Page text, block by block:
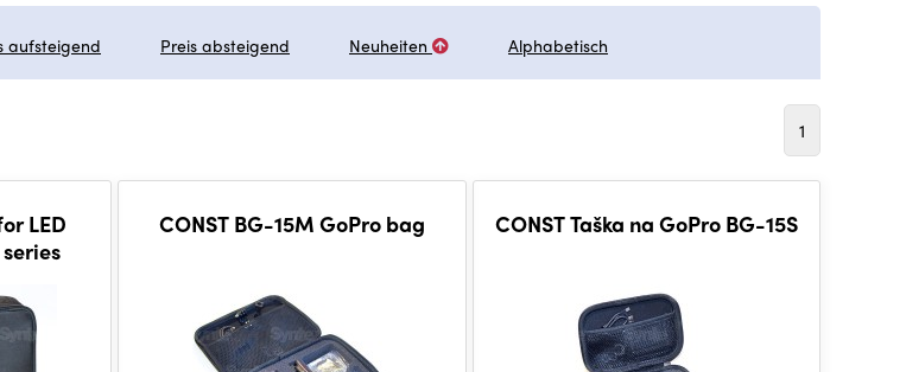
aufsteigend Preis absteigend Neuheiten Alphabetisch
1
LED
CONST BG-15M GoPro bag CONST Taška na GoPro BG-15S